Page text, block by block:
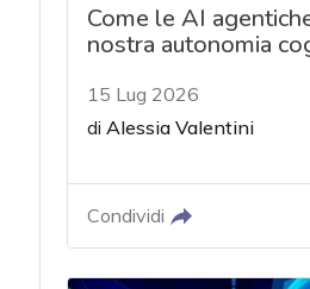
Come le AI
nostra autonomia
15 Lug 2026
di Alessia Valentini
Condividi